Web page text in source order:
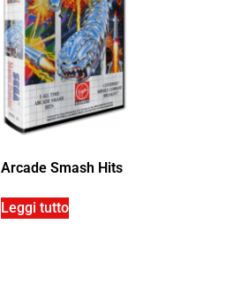
Arcade Smash Hits
Leggi tutto